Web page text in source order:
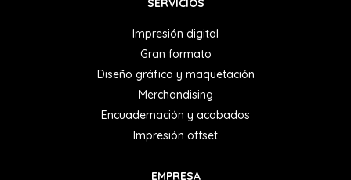
Impresión digital
Gran formato
Diseño gráfico y maquetación
Merchandising
Encuadernación y acabados
Impresión offset
EMPRESA